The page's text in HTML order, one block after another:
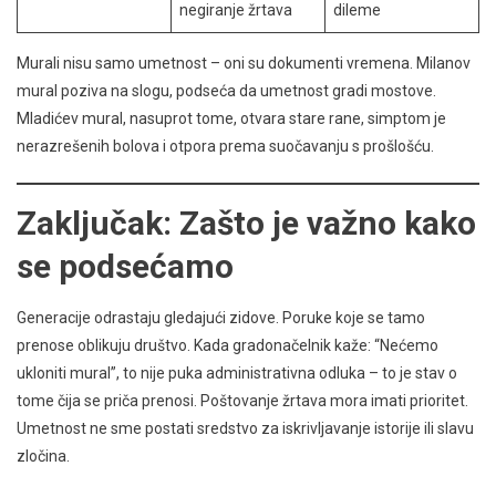
negiranje žrtava
dileme
Murali nisu samo umetnost – oni su dokumenti vremena. Milanov
mural poziva na slogu, podseća da umetnost gradi mostove.
Mladićev mural, nasuprot tome, otvara stare rane, simptom je
nerazrešenih bolova i otpora prema suočavanju s prošlošću.
Zaključak: Zašto je važno kako
se podsećamo
Generacije odrastaju gledajući zidove. Poruke koje se tamo
prenose oblikuju društvo. Kada gradonačelnik kaže: “Nećemo
ukloniti mural”, to nije puka administrativna odluka – to je stav o
tome čija se priča prenosi. Poštovanje žrtava mora imati prioritet.
Umetnost ne sme postati sredstvo za iskrivljavanje istorije ili slavu
zločina.